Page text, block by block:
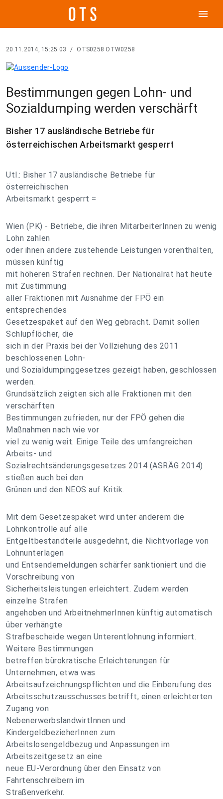
menu
20.11.2014, 15:25:03 / OTS0258 OTW0258
Bestimmungen gegen Lohn- und
Sozialdumping werden verschärft
Bisher 17 ausländische Betriebe für
österreichischen Arbeitsmarkt gesperrt
Utl.: Bisher 17 ausländische Betriebe für
österreichischen
Arbeitsmarkt gesperrt =
Wien (PK) - Betriebe, die ihren MitarbeiterInnen zu wenig
Lohn zahlen
oder ihnen andere zustehende Leistungen vorenthalten,
müssen künftig
mit höheren Strafen rechnen. Der Nationalrat hat heute
mit Zustimmung
aller Fraktionen mit Ausnahme der FPÖ ein
entsprechendes
Gesetzespaket auf den Weg gebracht. Damit sollen
Schlupflöcher, die
sich in der Praxis bei der Vollziehung des 2011
beschlossenen Lohn-
und Sozialdumpinggesetzes gezeigt haben, geschlossen
werden.
Grundsätzlich zeigten sich alle Fraktionen mit den
verschärften
Bestimmungen zufrieden, nur der FPÖ gehen die
Maßnahmen nach wie vor
viel zu wenig weit. Einige Teile des umfangreichen
Arbeits- und
Sozialrechtsänderungsgesetzes 2014 (ASRÄG 2014)
stießen auch bei den
Grünen und den NEOS auf Kritik.
Mit dem Gesetzespaket wird unter anderem die
Lohnkontrolle auf alle
Entgeltbestandteile ausgedehnt, die Nichtvorlage von
Lohnunterlagen
und Entsendemeldungen schärfer sanktioniert und die
Vorschreibung von
Sicherheitsleistungen erleichtert. Zudem werden
einzelne Strafen
angehoben und ArbeitnehmerInnen künftig automatisch
über verhängte
Strafbescheide wegen Unterentlohnung informiert.
Weitere Bestimmungen
betreffen bürokratische Erleichterungen für
Unternehmen, etwa was
Arbeitsaufzeichnungspflichten und die Einberufung des
Arbeitsschutzausschusses betrifft, einen erleichterten
Zugang von
NebenerwerbslandwirtInnen und
KindergeldbezieherInnen zum
Arbeitslosengeldbezug und Anpassungen im
Arbeitszeitgesetz an eine
neue EU-Verordnung über den Einsatz von
Fahrtenschreibern im
Straßenverkehr.